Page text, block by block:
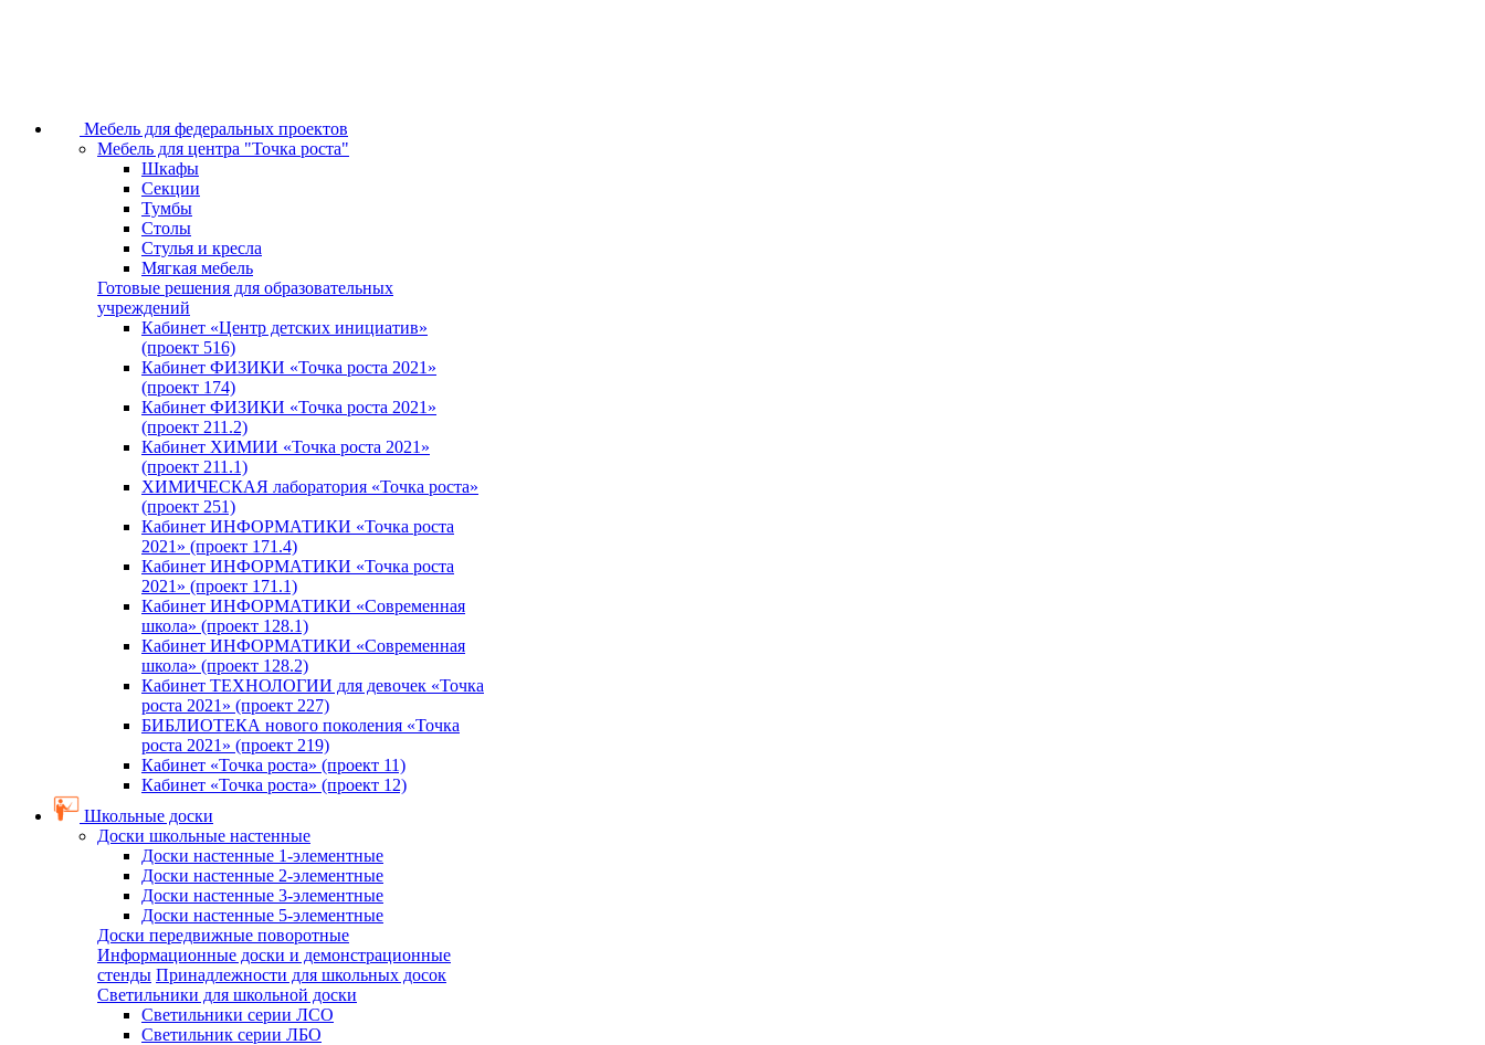
Мебель для федеральных проектов
Мебель для центра "Точка роста"
Шкафы
Секции
Тумбы
Столы
Стулья и кресла
Мягкая мебель
Готовые решения для образовательных
учреждений
Кабинет «Центр детских инициатив»
(проект 516)
Кабинет ФИЗИКИ «Точка роста 2021»
(проект 174)
Кабинет ФИЗИКИ «Точка роста 2021»
(проект 211.2)
Кабинет ХИМИИ «Точка роста 2021»
(проект 211.1)
ХИМИЧЕСКАЯ лаборатория «Точка роста»
(проект 251)
Кабинет ИНФОРМАТИКИ «Точка роста
2021» (проект 171.4)
Кабинет ИНФОРМАТИКИ «Точка роста
2021» (проект 171.1)
Кабинет ИНФОРМАТИКИ «Современная
школа» (проект 128.1)
Кабинет ИНФОРМАТИКИ «Современная
школа» (проект 128.2)
Кабинет ТЕХНОЛОГИИ для девочек «Точка
роста 2021» (проект 227)
БИБЛИОТЕКА нового поколения «Точка
роста 2021» (проект 219)
Кабинет «Точка роста» (проект 11)
Кабинет «Точка роста» (проект 12)
Школьные доски
Доски школьные настенные
Доски настенные 1-элементные
Доски настенные 2-элементные
Доски настенные 3-элементные
Доски настенные 5-элементные
Доски передвижные поворотные
Информационные доски и демонстрационные
стенды Принадлежности для школьных досок
Светильники для школьной доски
Светильники серии ЛСО
Светильник серии ЛБО